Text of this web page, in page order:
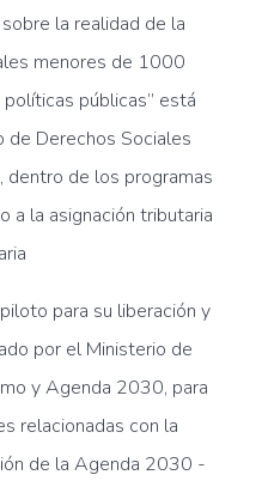
la realidad de la
menores de 1000
públicas” está
de Derechos Sociales
de los programas
a la asignación tributaria
para su liberación y
por el Ministerio de
y Agenda 2030, para
relacionadas con la
de la Agenda 2030 -